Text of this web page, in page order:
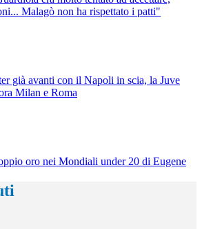
Malagò non ha rispettato i patti"
già avanti con il Napoli in scia, la Juve
Milan e Roma
oro nei Mondiali under 20 di Eugene